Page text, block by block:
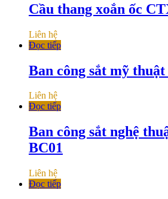
Cầu thang xoắn ốc
Liên hệ
Đọc tiếp
Ban công sắt mỹ
Liên hệ
Đọc tiếp
Ban công sắt nghệ
BC01
Liên hệ
Đọc tiếp